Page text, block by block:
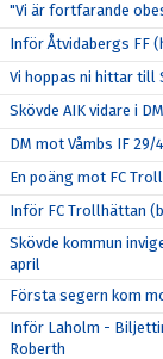
"Vi är fortfarande
Inför Åtvidabergs FF
Vi hoppas ni hittar till
Skövde AIK vidare i DM
DM mot Våmbs IF 29/
En poäng mot FC
Inför FC Trollhättan
Skövde kommun
april
Första segern kom
Inför Laholm -
Roberth